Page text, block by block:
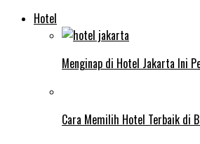
Hotel
Menginap di Hotel Jakarta Ini
Cara Memilih Hotel Terbaik di